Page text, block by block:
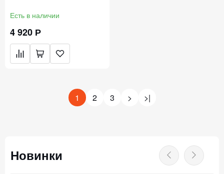
Есть в наличии
4 920 Р
1 2 3 > >|
Новинки